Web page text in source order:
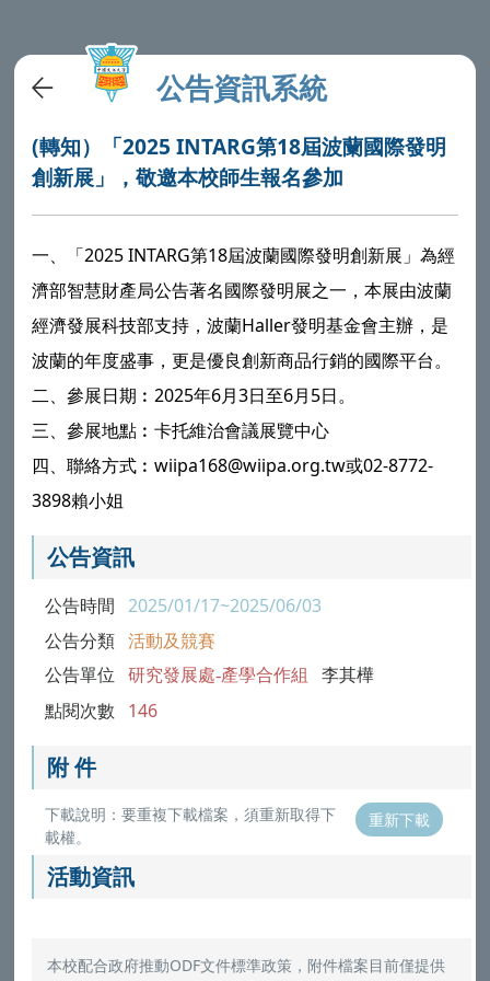
公告資訊系統
(轉知）「2025 INTARG第18屆波蘭國際發明
創新展」，敬邀本校師生報名參加
一、「2025 INTARG第18屆波蘭國際發明創新展」為經
濟部智慧財產局公告著名國際發明展之一，本展由波蘭
經濟發展科技部支持，波蘭Haller發明基金會主辦，是
波蘭的年度盛事，更是優良創新商品行銷的國際平台。
二、參展日期︰2025年6月3日至6月5日。
三、參展地點︰卡托維治會議展覽中心
四、聯絡方式︰wiipa168@wiipa.org.tw或02-8772-
3898賴小姐
公告資訊
公告時間 2025/01/17~2025/06/03
公告分類 活動及競賽
公告單位 研究發展處-產學合作組 李其樺
點閱次數 146
附 件
下載說明：要重複下載檔案，須重新取得下
載權。
重新下載
活動資訊
本校配合政府推動ODF文件標準政策，附件檔案目前僅提供